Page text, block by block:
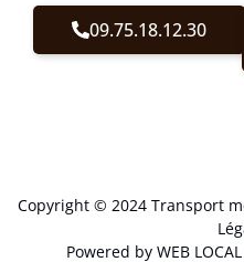
09.75.18.12.30
Copyright © 2024 Transport
Powered by WEB LOCAL